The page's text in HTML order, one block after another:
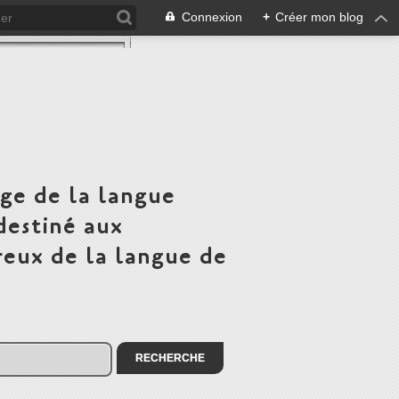
Connexion + Créer mon blog
de la langue
aux
de la langue de